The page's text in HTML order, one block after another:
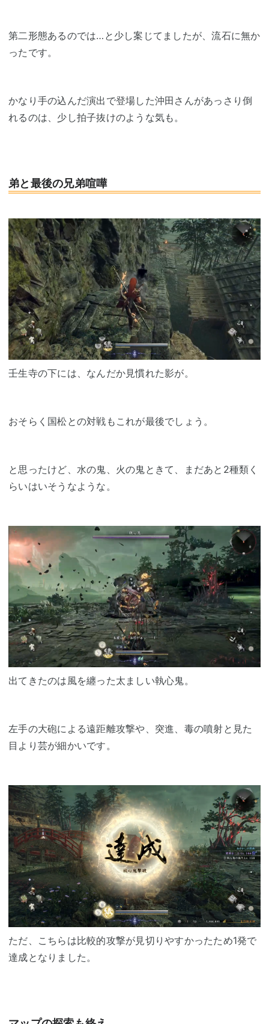
第二形態あるのでは…と少し案じてましたが、流石に無か
ったです。
かなり手の込んだ演出で登場した沖田さんがあっさり倒
れるのは、少し拍子抜けのような気も。
弟と最後の兄弟喧嘩
壬生寺の下には、なんだか見慣れた影が。
おそらく国松との対戦もこれが最後でしょう。
と思ったけど、水の鬼、火の鬼ときて、まだあと2種類く
らいはいそうなような。
出てきたのは風を纏った太ましい執心鬼。
左手の大砲による遠距離攻撃や、突進、毒の噴射と見た
目より芸が細かいです。
ただ、こちらは比較的攻撃が見切りやすかったため1発で
達成となりました。